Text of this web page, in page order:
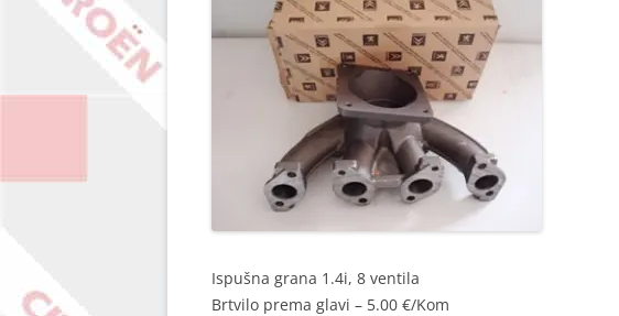
Ispušna grana 1.4i, 8 ventila
Brtvilo prema glavi – 5.00 €/Kom